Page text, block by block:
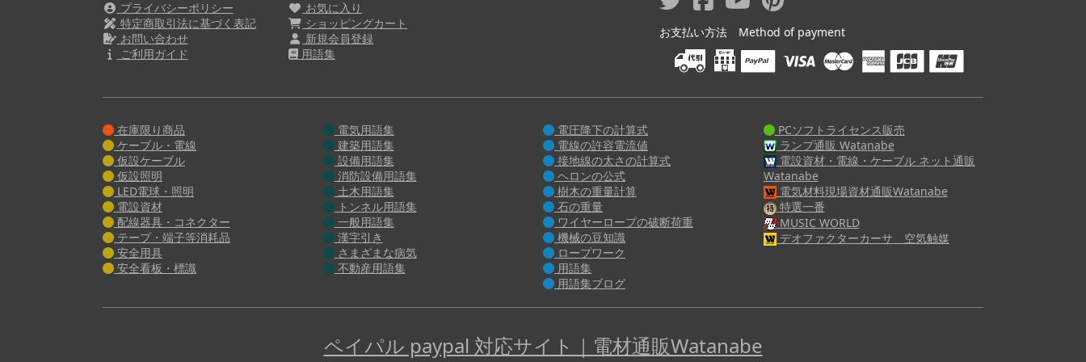
プライバシーポリシー
特定商取引法に基づく表記
お問い合わせ
ご利用ガイド
お気に入り
ショッピングカート
新規会員登録
用語集
お支払い方法 Method of payment
在庫限り商品
ケーブル・電線
仮設ケーブル
仮設照明
LED電球・照明
電設資材
配線器具・コネクター
テープ・端子等消耗品
安全用具
安全看板・標識
電気用語集
建築用語集
設備用語集
消防設備用語集
土木用語集
トンネル用語集
一般用語集
漢字引き
さまざまな病気
不動産用語集
電圧降下の計算式
電線の許容電流値
接地線の太さの計算式
ヘロンの公式
樹木の重量計算
石の重量
ワイヤーロープの破断荷重
機械の豆知識
ロープワーク
用語集
用語集ブログ
PCソフトライセンス販売
ランプ通販 Watanabe
電設資材・電線・ケーブル ネット通販
Watanabe
電気材料現場資材通販Watanabe
特選一番
MUSIC WORLD
デオファクターカーサ 空気触媒
ペイパル paypal 対応サイト｜電材通販Watanabe